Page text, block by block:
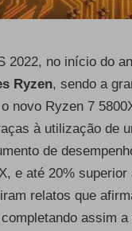
2022, no início do
Ryzen, sendo a
novo Ryzen 7
à utilização de
de
e até 20%
relatos que
assim